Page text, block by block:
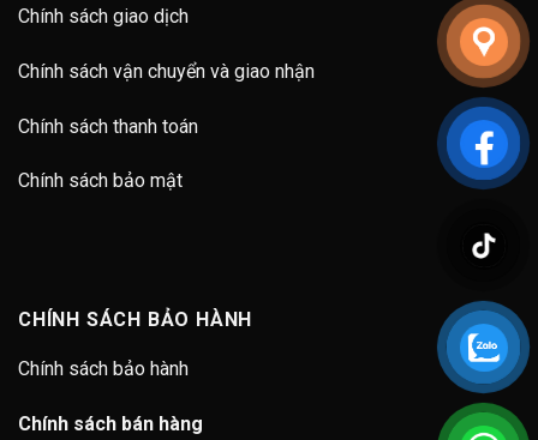
Chính sách giao dịch
Chính sách vận chuyển và giao nhận
Chính sách thanh toán
Chính sách bảo mật
CHÍNH SÁCH BẢO HÀNH
Chính sách bảo hành
Chính sách bán hàng